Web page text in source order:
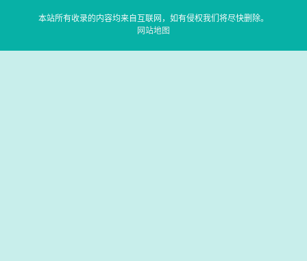
本站所有收录的内容均来自互联网，如有侵权我们将尽快删除。
网站地图